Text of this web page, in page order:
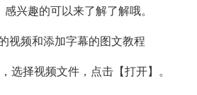
兴趣的可以来了解了解哦。
频和添加字幕的图文教程
择视频文件，点击【打开】。